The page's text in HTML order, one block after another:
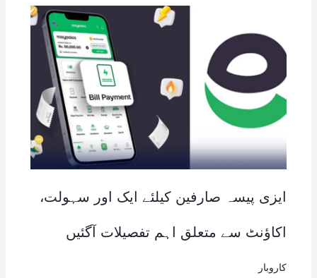
ایزی پیسہ صارفین کیلئے ایک اور سہولت،
اکاؤنٹ سے متعلق اہم تفصیلات آگئیں
کاروبار